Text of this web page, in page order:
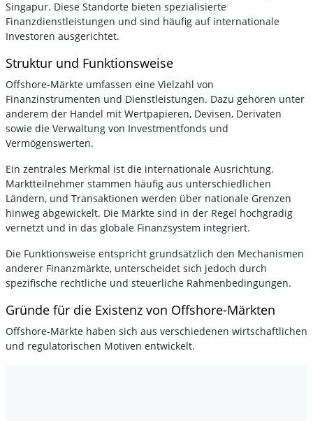
Singapur. Diese Standorte bieten spezialisierte
Finanzdienstleistungen und sind häufig auf internationale
Investoren ausgerichtet.
Struktur und Funktionsweise
Offshore-Märkte umfassen eine Vielzahl von
Finanzinstrumenten und Dienstleistungen. Dazu gehören unter
anderem der Handel mit Wertpapieren, Devisen, Derivaten
sowie die Verwaltung von Investmentfonds und
Vermögenswerten.
Ein zentrales Merkmal ist die internationale Ausrichtung.
Marktteilnehmer stammen häufig aus unterschiedlichen
Ländern, und Transaktionen werden über nationale Grenzen
hinweg abgewickelt. Die Märkte sind in der Regel hochgradig
vernetzt und in das globale Finanzsystem integriert.
Die Funktionsweise entspricht grundsätzlich den Mechanismen
anderer Finanzmärkte, unterscheidet sich jedoch durch
spezifische rechtliche und steuerliche Rahmenbedingungen.
Gründe für die Existenz von Offshore-Märkten
Offshore-Märkte haben sich aus verschiedenen wirtschaftlichen
und regulatorischen Motiven entwickelt.